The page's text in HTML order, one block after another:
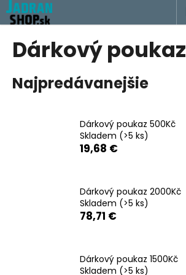
Prejsť
na
obsah
Dárkový poukaz
Najpredávanejšie
Dárkový poukaz 500Kč
Skladem (>5 ks)
19,68 €
Dárkový poukaz 2000Kč
Skladem (>5 ks)
78,71 €
Dárkový poukaz 1500Kč
Skladem (>5 ks)
K
o
o